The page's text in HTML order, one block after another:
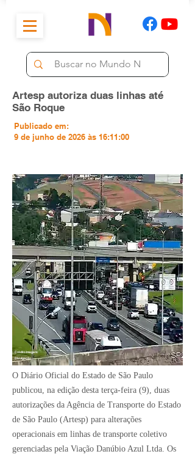
Artesp autoriza duas linhas até
São Roque
Publicado em:
9 de junho de 2026 às 16:11:00
Divulgação
Crédito Imagem:
O Diário Oficial do Estado de São Paulo
publicou, na edição desta terça-feira (9), duas
autorizações da Agência de Transporte do Estado
de São Paulo (Artesp) para alterações
operacionais em linhas de transporte coletivo
gerenciadas pela Viação Danúbio Azul Ltda. Os